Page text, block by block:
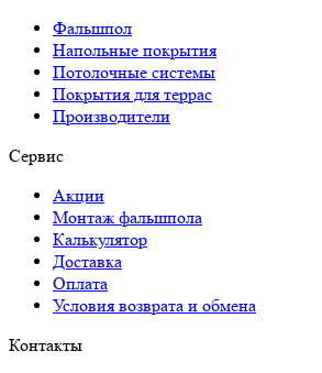
Фальшпол
Напольные покрытия
Потолочные системы
Покрытия для террас
Производители
Сервис
Акции
Монтаж фальшпола
Калькулятор
Доставка
Оплата
Условия возврата и обмена
Контакты